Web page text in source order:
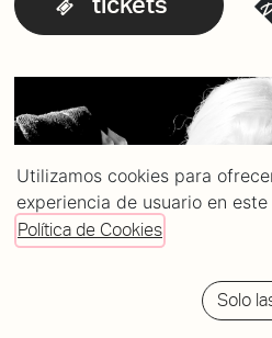
Utilizamos cookies para
experiencia de usuario en
Política de Cookies
Solo